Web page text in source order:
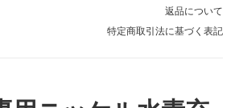
返品について
特定商取引法に基づく表記